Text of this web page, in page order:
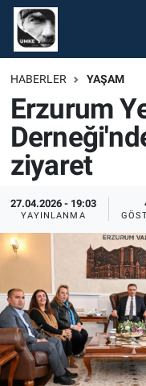
HABERLER YAŞAM
Erzurum
ziyaret
27.04.2026 - 19:03
YAYINLANMA
Gündem
Ekonomi
Spor
Tüm Haberler
İletişim
Künye
Nöbetçi
Hava Durumu
Namaz Vakitleri
Süper Lig Puan
Tüm Manşetler
Son Dakika
Haber Arşivi